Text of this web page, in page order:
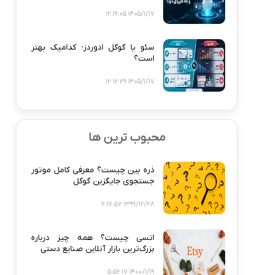
1405/1/17 12:19:05
سئو یا گوگل ادوردز؛ کدامیک بهتر
است؟
1405/1/17 12:12:29
محبوب ترین ها
ذره‌ بین چیست؟ معرفی کامل موتور
جستجوی جایگزین گوگل
1399/12/28 6:17:57
اتسی چیست؟ همه‌ چیز درباره
بزرگ‌ترین بازار آنلاین صنایع دستی
1400/1/19 5:56:17